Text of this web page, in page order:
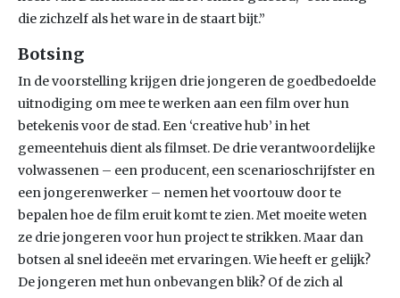
die zichzelf als het ware in de staart bijt.”
Botsing
In de voorstelling krijgen drie jongeren de goedbedoelde
uitnodiging om mee te werken aan een film over hun
betekenis voor de stad. Een ‘creative hub’ in het
gemeentehuis dient als filmset. De drie verantwoordelijke
volwassenen – een producent, een scenarioschrijfster en
een jongerenwerker – nemen het voortouw door te
bepalen hoe de film eruit komt te zien. Met moeite weten
ze drie jongeren voor hun project te strikken. Maar dan
botsen al snel ideeën met ervaringen. Wie heeft er gelijk?
De jongeren met hun onbevangen blik? Of de zich al